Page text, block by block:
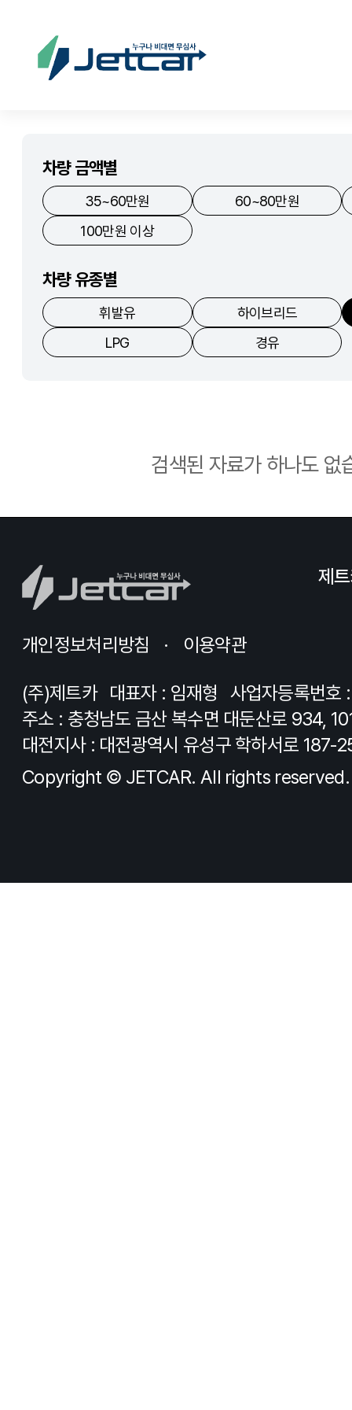
차량 금액별
35~60만원
60~80만원
100만원 이상
차량 유종별
휘발유
하이브리드
LPG
경유
검색된 자료가 하나도 없
제
개인정보처리방침 이용약관
(주)제트카 대표자 : 임재형
사업자등록번
주소 : 충청남도 금산 복수면 대둔산로 934,
대전지사 : 대전광역시 유성구 학하서로 187-
Copyright © JETCAR. All rights reserved.